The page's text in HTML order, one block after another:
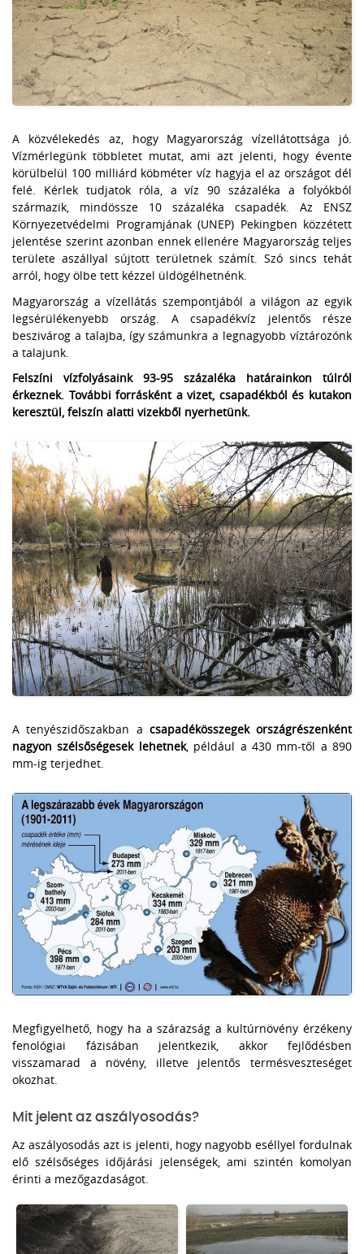
A közvélekedés az, hogy Magyarország vízellátottsága jó.
Vízmérlegünk többletet mutat, ami azt jelenti, hogy évente
körülbelül 100 milliárd köbméter víz hagyja el az országot dél
felé. Kérlek tudjatok róla, a víz 90 százaléka a folyókból
származik, mindössze 10 százaléka csapadék. Az ENSZ
Környezetvédelmi Programjának (UNEP) Pekingben közzétett
jelentése szerint azonban ennek ellenére Magyarország teljes
területe aszállyal sújtott területnek számít. Szó sincs tehát
arról, hogy ölbe tett kézzel üldögélhetnénk.
Magyarország a vízellátás szempontjából a világon az egyik
legsérülékenyebb ország. A csapadékvíz jelentős része
beszivárog a talajba, így számunkra a legnagyobb víztározónk
a talajunk.
Felszíni vízfolyásaink 93-95 százaléka határainkon túlról
érkeznek. További forrásként a vizet, csapadékból és kutakon
keresztül, felszín alatti vizekből nyerhetünk.
A tenyészidőszakban a csapadékösszegek országrészenként
nagyon szélsőségesek lehetnek, például a 430 mm-től a 890
mm-ig terjedhet.
Megfigyelhető, hogy ha a szárazság a kultúrnövény érzékeny
fenológiai fázisában jelentkezik, akkor fejlődésben
visszamarad a növény, illetve jelentős termésveszteséget
okozhat.
Mit jelent az aszályosodás?
Az aszályosodás azt is jelenti, hogy nagyobb eséllyel fordulnak
elő szélsőséges időjárási jelenségek, ami szintén komolyan
érinti a mezőgazdaságot.